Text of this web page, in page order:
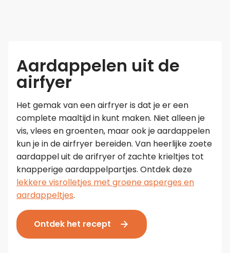
Aardappelen uit de
airfyer
Het gemak van een airfryer is dat je er een
complete maaltijd in kunt maken. Niet alleen je
vis, vlees en groenten, maar ook je aardappelen
kun je in de airfryer bereiden. Van heerlijke zoete
aardappel uit de arifryer of zachte krieltjes tot
knapperige aardappelpartjes. Ontdek deze
lekkere visrolletjes met groene asperges en
aardappeltjes.
Ontdek het recept